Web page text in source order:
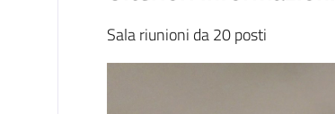
Sala riunioni da 20 posti